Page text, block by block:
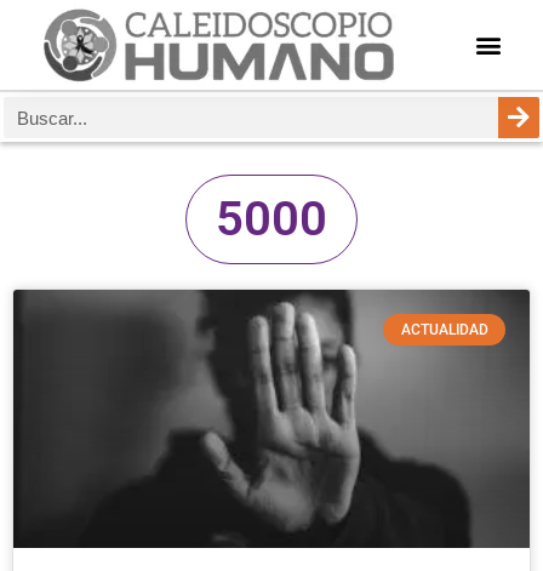
5000
ACTUALIDAD